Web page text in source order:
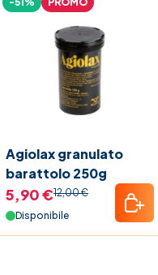
La nostra linea
Guide alla salute
Pet bestseller
Agiolax granulato
barattolo 250g
5,90 €12,00 €
Disponibile